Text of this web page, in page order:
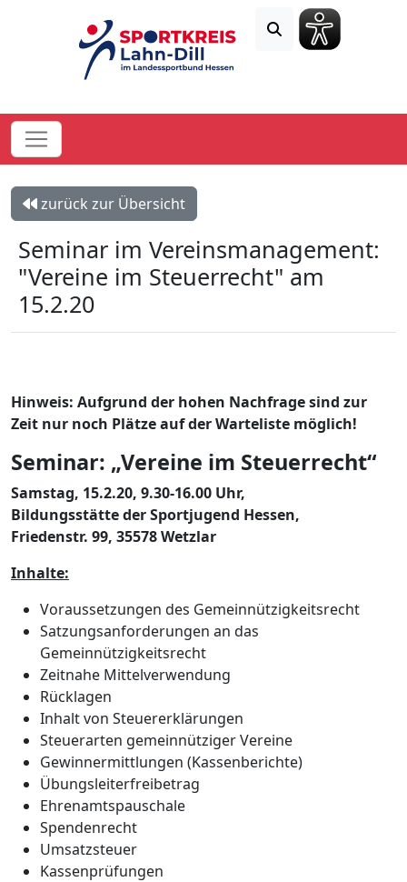
zurück zur Übersicht
Seminar im Vereinsmanagement:
"Vereine im Steuerrecht" am
15.2.20
Hinweis: Aufgrund der hohen Nachfrage sind zur
Zeit nur noch Plätze auf der Warteliste möglich!
Seminar: „Vereine im Steuerrecht“
Samstag, 15.2.20, 9.30-16.00 Uhr,
Bildungsstätte der Sportjugend Hessen,
Friedenstr. 99, 35578 Wetzlar
Inhalte:
Voraussetzungen des Gemeinnützigkeitsrecht
Satzungsanforderungen an das
Gemeinnützigkeitsrecht
Zeitnahe Mittelverwendung
Rücklagen
Inhalt von Steuererklärungen
Steuerarten gemeinnütziger Vereine
Gewinnermittlungen (Kassenberichte)
Übungsleiterfreibetrag
Ehrenamtspauschale
Spendenrecht
Umsatzsteuer
Kassenprüfungen